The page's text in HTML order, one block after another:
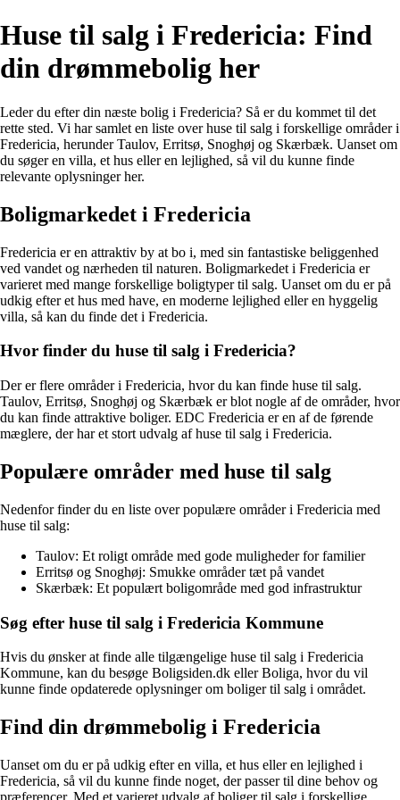
Huse til salg i Fredericia: Find
din drømmebolig her
Leder du efter din næste bolig i Fredericia? Så er du kommet til det
rette sted. Vi har samlet en liste over huse til salg i forskellige områder i
Fredericia, herunder Taulov, Erritsø, Snoghøj og Skærbæk. Uanset om
du søger en villa, et hus eller en lejlighed, så vil du kunne finde
relevante oplysninger her.
Boligmarkedet i Fredericia
Fredericia er en attraktiv by at bo i, med sin fantastiske beliggenhed
ved vandet og nærheden til naturen. Boligmarkedet i Fredericia er
varieret med mange forskellige boligtyper til salg. Uanset om du er på
udkig efter et hus med have, en moderne lejlighed eller en hyggelig
villa, så kan du finde det i Fredericia.
Hvor finder du huse til salg i Fredericia?
Der er flere områder i Fredericia, hvor du kan finde huse til salg.
Taulov, Erritsø, Snoghøj og Skærbæk er blot nogle af de områder, hvor
du kan finde attraktive boliger. EDC Fredericia er en af de førende
mæglere, der har et stort udvalg af huse til salg i Fredericia.
Populære områder med huse til salg
Nedenfor finder du en liste over populære områder i Fredericia med
huse til salg:
Taulov: Et roligt område med gode muligheder for familier
Erritsø og Snoghøj: Smukke områder tæt på vandet
Skærbæk: Et populært boligområde med god infrastruktur
Søg efter huse til salg i Fredericia Kommune
Hvis du ønsker at finde alle tilgængelige huse til salg i Fredericia
Kommune, kan du besøge Boligsiden.dk eller Boliga, hvor du vil
kunne finde opdaterede oplysninger om boliger til salg i området.
Find din drømmebolig i Fredericia
Uanset om du er på udkig efter en villa, et hus eller en lejlighed i
Fredericia, så vil du kunne finde noget, der passer til dine behov og